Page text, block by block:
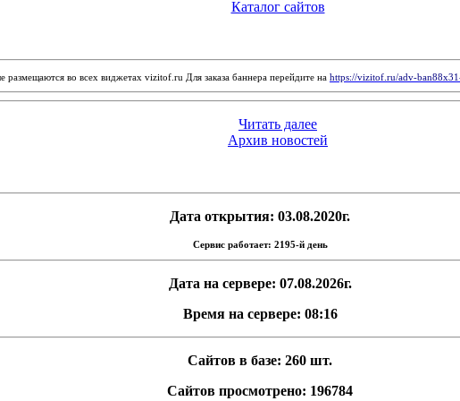
Каталог сайтов
во всех виджетах vizitof.ru Для заказа баннера перейдите на https://vizitof.ru/adv-
Читать далее
Архив новостей
Дата открытия: 03.08.2020г.
Сервис работает: 2195-й день
Дата на сервере: 07.08.2026г.
Время на сервере: 08:16
Сайтов в базе: 260 шт.
Сайтов просмотрено: 196784